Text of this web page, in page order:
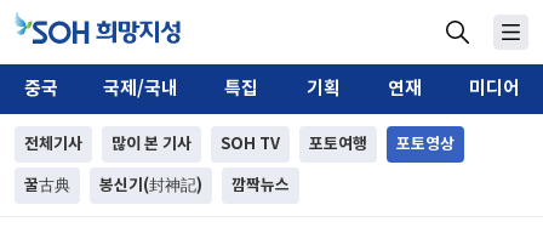
중국 국제/국내 특집 기획 연재 미디어
전체기사 많이 본 기사 SOH TV 포토여행 포토영상
꿀古典 봉신기(封神記) 깜짝뉴스